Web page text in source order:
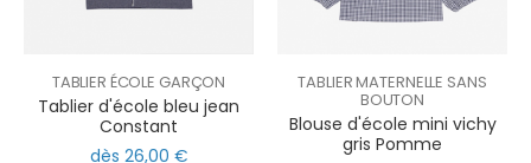
TABLIER ÉCOLE GARÇON
Tablier d'école bleu jean
Constant
dès 26,00 €
TABLIER MATERNELLE SANS
BOUTON
Blouse d'école mini vichy
gris Pomme